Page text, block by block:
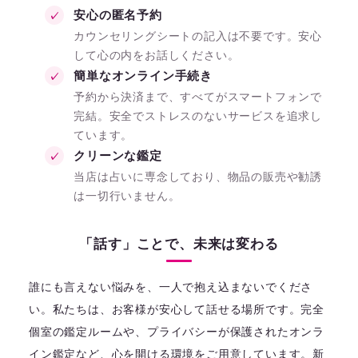
安心の匿名予約
カウンセリングシートの記入は不要です。安心
して心の内をお話しください。
簡単なオンライン手続き
予約から決済まで、すべてがスマートフォンで
完結。安全でストレスのないサービスを追求し
ています。
クリーンな鑑定
当店は占いに専念しており、物品の販売や勧誘
は一切行いません。
「話す」ことで、未来は変わる
誰にも言えない悩みを、一人で抱え込まないでくださ
い。私たちは、お客様が安心して話せる場所です。完全
個室の鑑定ルームや、プライバシーが保護されたオンラ
イン鑑定など、心を開ける環境をご用意しています。新